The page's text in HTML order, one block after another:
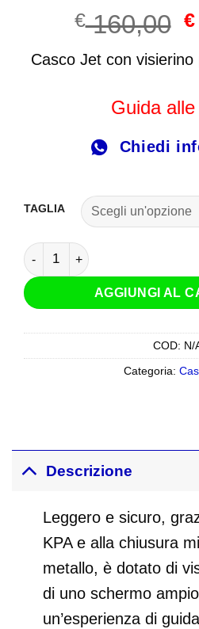
€160,00 Il
€
€
Casco Jet con
Guida
Chiedi
TAGLIA
Casco Jet LS2 OF618 Verso 2
AGGIUNGI AL
COD: N/
Categoria:
Descrizione
Leggero e sicuro,
KPA e alla chiusura
metallo, è dotato di
di uno schermo
un’esperienza di